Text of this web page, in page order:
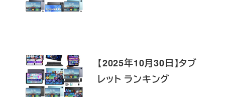
【2025年10月30日】タブ
レット ランキング